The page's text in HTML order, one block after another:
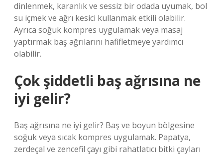
dinlenmek, karanlık ve sessiz bir odada uyumak, bol
su içmek ve ağrı kesici kullanmak etkili olabilir.
Ayrıca soğuk kompres uygulamak veya masaj
yaptırmak baş ağrılarını hafifletmeye yardımcı
olabilir.
Çok şiddetli baş ağrısına ne
iyi gelir?
Baş ağrısına ne iyi gelir? Baş ve boyun bölgesine
soğuk veya sıcak kompres uygulamak. Papatya,
zerdeçal ve zencefil çayı gibi rahatlatıcı bitki çayları